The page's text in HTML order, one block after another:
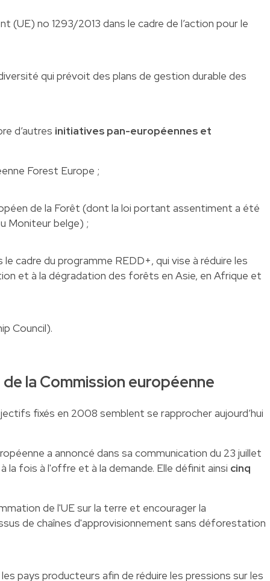
(UE) no 1293/2013 dans le cadre de l’action pour le
qui prévoit des plans de gestion durable des
d’autres initiatives pan-européennes et
Forest Europe ;
de la Forêt (dont la loi portant assentiment a été
Moniteur belge) ;
cadre du programme REDD+, qui vise à réduire les
et à la dégradation des forêts en Asie, en Afrique et
Council).
la Commission européenne
fixés en 2008 semblent se rapprocher aujourd’hui
a annoncé dans sa communication du 23 juillet
la fois à l'offre et à la demande. Elle définit ainsi cinq
de l'UE sur la terre et encourager la
de chaînes d'approvisionnement sans déforestation
pays producteurs afin de réduire les pressions sur les